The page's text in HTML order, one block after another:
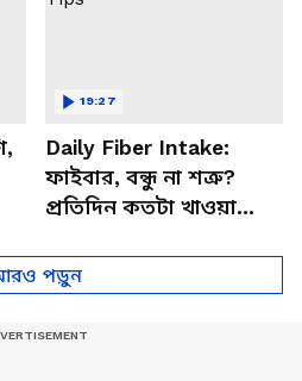
Daily Fiber Intake:
ফাইবার, বন্ধু না শত্রু?
প্রতিদিন কতটা খাওয়া
Health Tips
19:27
পড়ুন